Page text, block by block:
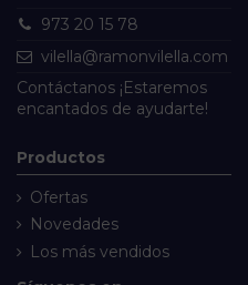
973 20 15 78
vilella@ramonvilella.com
Contáctanos ¡Estaremos
encantados de ayudarte!
Productos
Ofertas
Novedades
Los más vendidos